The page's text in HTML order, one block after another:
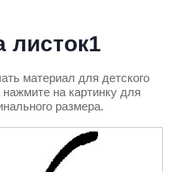
листок1
материал для детского
на картинку для
размера.